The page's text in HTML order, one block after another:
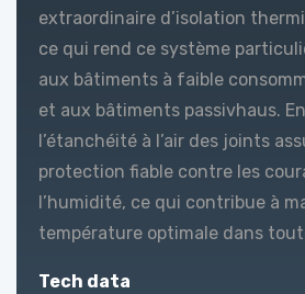
extraordinaire d’isolation
ce qui rend ce système
aux bâtiments à faible
et aux bâtiments passivhaus.
l’étanchéité à l’air des joints
protection fiable contre les
l’humidité, ce qui contribue à
température optimale dans
Tech data